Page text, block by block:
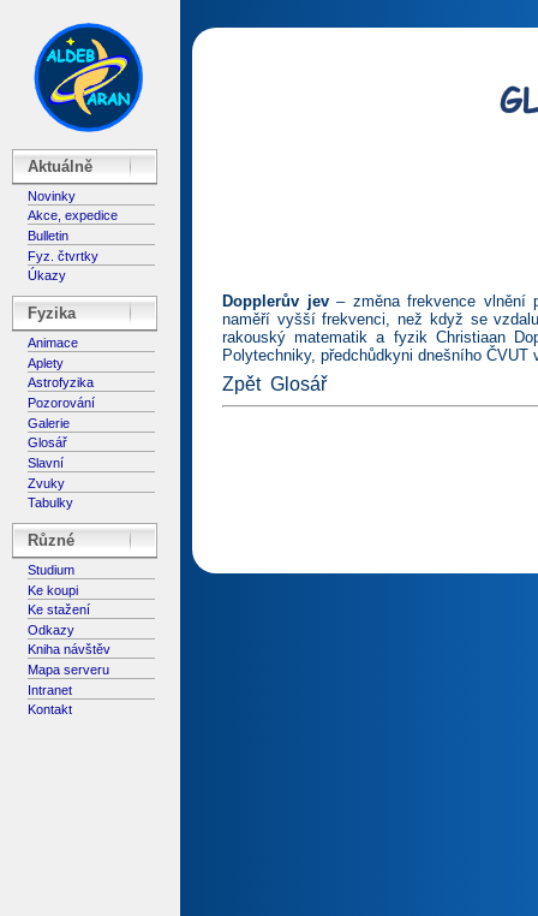
Aktuálně
Novinky
Akce, expedice
Bulletin
Fyz. čtvrtky
Úkazy
Fyzika
Animace
Aplety
Astrofyzika
Pozorování
Galerie
Glosář
Slavní
Zvuky
Tabulky
Různé
Studium
Ke koupi
Ke stažení
Odkazy
Kniha návštěv
Mapa serveru
Intranet
Kontakt
Dopplerův jev– změna frekvence vlnění
naměří vyšší frekvenci, než když se
rakouský matematik a fyzik Christiaan
Polytechniky, předchůdkyni dnešního ČVUT
Zpět Glosář